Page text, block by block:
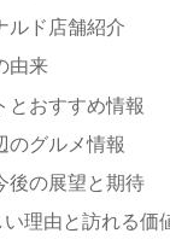
ルド店舗紹介
由来
とおすすめ情報
のグルメ情報
後の展望と期待
理由と訪れる価